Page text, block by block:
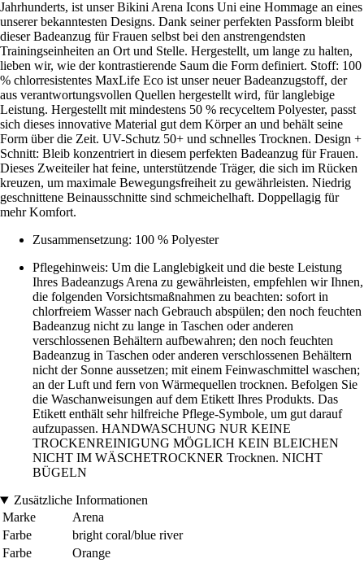
Jahrhunderts, ist unser Bikini Arena Icons Uni eine Hommage an eines
unserer bekanntesten Designs. Dank seiner perfekten Passform bleibt
dieser Badeanzug für Frauen selbst bei den anstrengendsten
Trainingseinheiten an Ort und Stelle. Hergestellt, um lange zu halten,
lieben wir, wie der kontrastierende Saum die Form definiert. Stoff: 100
% chlorresistentes MaxLife Eco ist unser neuer Badeanzugstoff, der
aus verantwortungsvollen Quellen hergestellt wird, für langlebige
Leistung. Hergestellt mit mindestens 50 % recyceltem Polyester, passt
sich dieses innovative Material gut dem Körper an und behält seine
Form über die Zeit. UV-Schutz 50+ und schnelles Trocknen. Design +
Schnitt: Bleib konzentriert in diesem perfekten Badeanzug für Frauen.
Dieses Zweiteiler hat feine, unterstützende Träger, die sich im Rücken
kreuzen, um maximale Bewegungsfreiheit zu gewährleisten. Niedrig
geschnittene Beinausschnitte sind schmeichelhaft. Doppellagig für
mehr Komfort.
Zusammensetzung: 100 % Polyester
Pflegehinweis: Um die Langlebigkeit und die beste Leistung
Ihres Badeanzugs Arena zu gewährleisten, empfehlen wir Ihnen,
die folgenden Vorsichtsmaßnahmen zu beachten: sofort in
chlorfreiem Wasser nach Gebrauch abspülen; den noch feuchten
Badeanzug nicht zu lange in Taschen oder anderen
verschlossenen Behältern aufbewahren; den noch feuchten
Badeanzug in Taschen oder anderen verschlossenen Behältern
nicht der Sonne aussetzen; mit einem Feinwaschmittel waschen;
an der Luft und fern von Wärmequellen trocknen. Befolgen Sie
die Waschanweisungen auf dem Etikett Ihres Produkts. Das
Etikett enthält sehr hilfreiche Pflege-Symbole, um gut darauf
aufzupassen. HANDWASCHUNG NUR KEINE
TROCKENREINIGUNG MÖGLICH KEIN BLEICHEN
NICHT IM WÄSCHETROCKNER Trocknen. NICHT
BÜGELN
Zusätzliche Informationen
Marke
Arena
Farbe
bright coral/blue river
Farbe
Orange